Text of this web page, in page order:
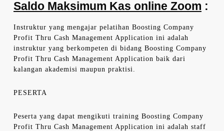
Saldo Maksimum Kas online Zoom :
Instruktur yang mengajar pelatihan Boosting Company
Profit Thru Cash Management Application ini adalah
instruktur yang berkompeten di bidang Boosting Company
Profit Thru Cash Management Application baik dari
kalangan akademisi maupun praktisi.
PESERTA
Peserta yang dapat mengikuti training Boosting Company
Profit Thru Cash Management Application ini adalah staff